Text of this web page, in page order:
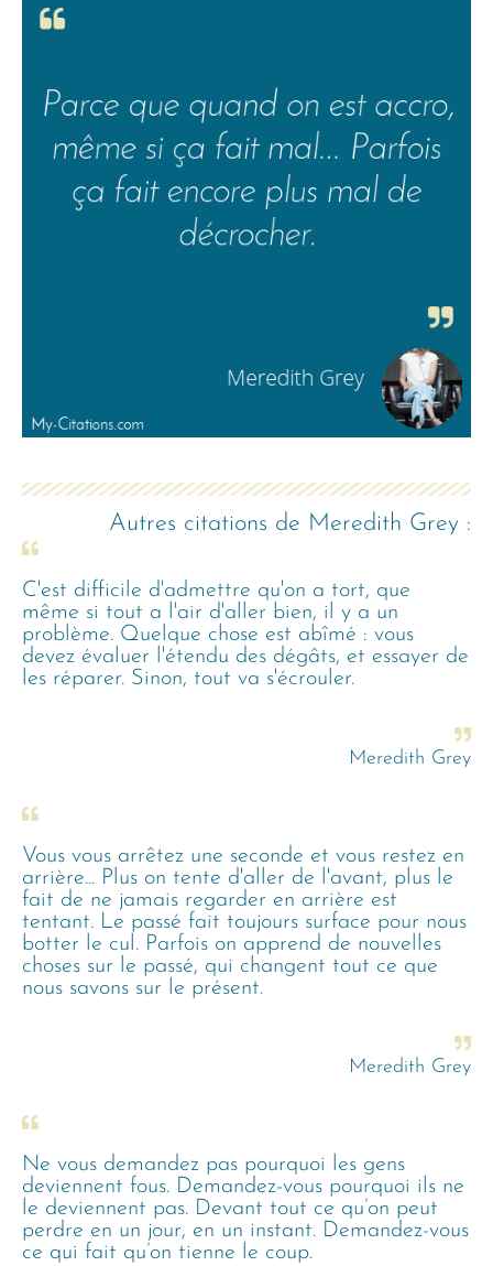
Autres citations de Meredith Grey :
C'est difficile d'admettre qu'on a tort, que
même si tout a l'air d'aller bien, il y a un
problème. Quelque chose est abîmé : vous
devez évaluer l'étendu des dégâts, et essayer de
les réparer. Sinon, tout va s'écrouler.
Meredith Grey
Vous vous arrêtez une seconde et vous restez en
arrière... Plus on tente d'aller de l'avant, plus le
fait de ne jamais regarder en arrière est
tentant. Le passé fait toujours surface pour nous
botter le cul. Parfois on apprend de nouvelles
choses sur le passé, qui changent tout ce que
nous savons sur le présent.
Meredith Grey
Ne vous demandez pas pourquoi les gens
deviennent fous. Demandez-vous pourquoi ils ne
le deviennent pas. Devant tout ce qu’on peut
perdre en un jour, en un instant. Demandez-vous
ce qui fait qu’on tienne le coup.